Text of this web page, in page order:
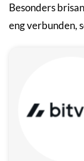
Besonders
eng verbunden,